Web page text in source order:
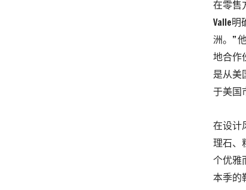
在零售
Valle明
洲。”
地合作
是从美
于美国
在设计
理石、
个优雅
本季的